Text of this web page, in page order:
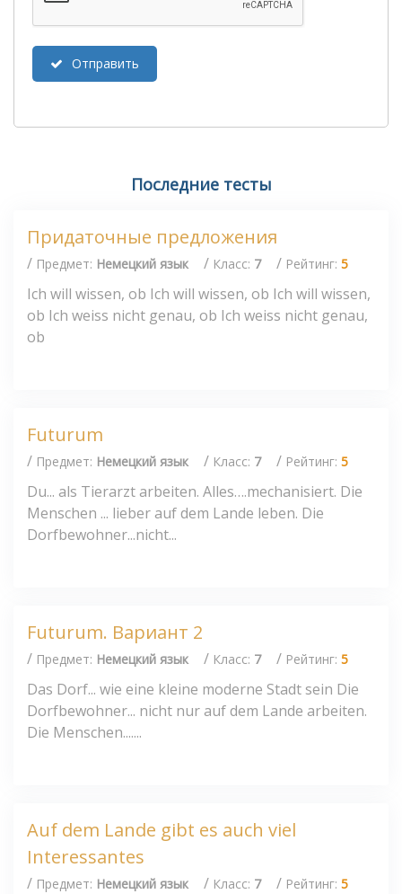
Отправить
Последние тесты
Придаточные предложения
/ Предмет: Немецкий язык / Класс: 7 / Рейтинг: 5
Ich will wissen, ob Ich will wissen, ob Ich will wissen,
ob Ich weiss nicht genau, ob Ich weiss nicht genau,
ob
Futurum
/ Предмет: Немецкий язык / Класс: 7 / Рейтинг: 5
Du... als Tierarzt arbeiten. Alles….mechanisiert. Die
Menschen ... lieber auf dem Lande leben. Die
Dorfbewohner...nicht...
Futurum. Вариант 2
/ Предмет: Немецкий язык / Класс: 7 / Рейтинг: 5
Das Dorf... wie eine kleine moderne Stadt sein Die
Dorfbewohner... nicht nur auf dem Lande arbeiten.
Die Menschen.......
Auf dem Lande gibt es auch viel
Interessantes
/ Предмет: Немецкий язык / Класс: 7 / Рейтинг: 5